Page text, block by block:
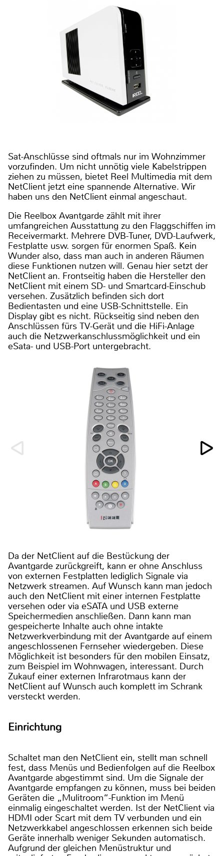
Sat-Anschlüsse sind oftmals nur im Wohnzimmer
vorzufinden. Um nicht unnötig viele Kabelstrippen
ziehen zu müssen, bietet Reel Multimedia mit dem
NetClient jetzt eine spannende Alternative. Wir
haben uns den NetClient einmal angeschaut.
Die Reelbox Avantgarde zählt mit ihrer
umfangreichen Ausstattung zu den Flaggschiffen im
Receivermarkt. Mehrere DVB-Tuner, DVD-Laufwerk,
Festplatte usw. sorgen für enormen Spaß. Kein
Wunder also, dass man auch in anderen Räumen
diese Funktionen nutzen will. Genau hier setzt der
NetClient an. Frontseitig haben die Hersteller den
NetClient mit einem SD- und Smartcard-Einschub
versehen. Zusätzlich befinden sich dort
Bedientasten und eine USB-Schnittstelle. Ein
Display gibt es nicht. Rückseitig sind neben den
Anschlüssen fürs TV-Gerät und die HiFi-Anlage
auch die Netzwerkanschlussmöglichkeit und ein
eSata- und USB-Port untergebracht.
Da der NetClient auf die Bestückung der
Avantgarde zurückgreift, kann er ohne Anschluss
von externen Festplatten lediglich Signale via
Netzwerk streamen. Auf Wunsch kann man jedoch
auch den NetClient mit einer internen Festplatte
versehen oder via eSATA und USB externe
Speichermedien anschließen. Dann kann man
gespeicherte Inhalte auch ohne intakte
Netzwerkverbindung mit der Avantgarde auf einem
angeschlossenen Fernseher wiedergeben. Diese
Möglichkeit ist besonders für den mobilen Einsatz,
zum Beispiel im Wohnwagen, interessant. Durch
Zukauf einer externen Infrarotmaus kann der
NetClient auf Wunsch auch komplett im Schrank
versteckt werden.
Einrichtung
Schaltet man den NetClient ein, stellt man schnell
fest, dass Menüs und Bedienfolgen auf die Reelbox
Avantgarde abgestimmt sind. Um die Signale der
Avantgarde empfangen zu können, muss bei beiden
Geräten die „Mulitroom“-Funktion im Menü
einmalig eingeschaltet werden. Ist der NetClient via
HDMI oder Scart mit dem TV verbunden und ein
Netzwerkkabel angeschlossen erkennen sich beide
Geräte innerhalb weniger Sekunden automatisch.
Aufgrund der gleichen Menüstruktur und